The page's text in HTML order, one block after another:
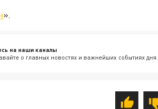
».
на наши каналы
о главных новостях и важнейших событиях дня.